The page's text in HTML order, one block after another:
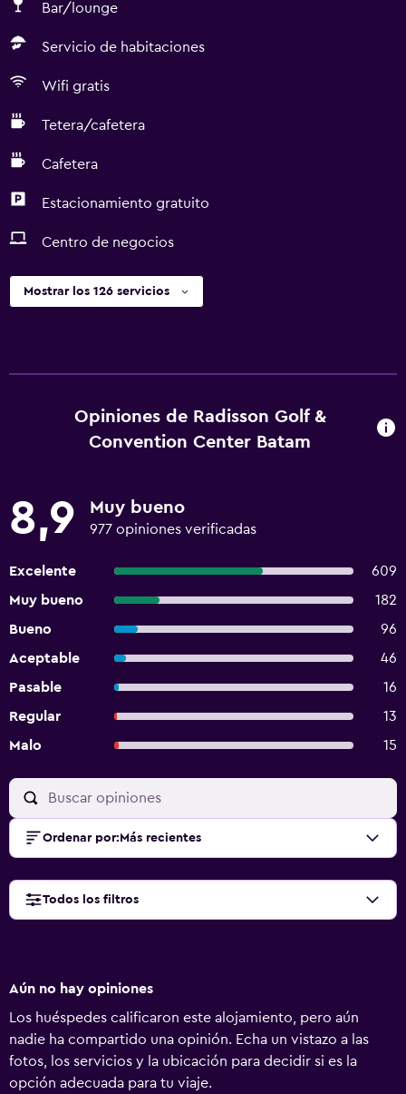
Bar/lounge
Servicio de habitaciones
Wifi gratis
Tetera/cafetera
Cafetera
Estacionamiento gratuito
Centro de negocios
Mostrar los 126 servicios
Opiniones de Radisson Golf &
Convention Center Batam
8,9 Muy bueno
977 opiniones verificadas
Excelente
609
Muy bueno
182
Bueno
96
Aceptable
46
Pasable
16
Regular
13
Malo
15
Ordenar por: Más recientes
Todos los filtros
Aún no hay opiniones
Los huéspedes calificaron este alojamiento, pero aún
nadie ha compartido una opinión. Echa un vistazo a las
fotos, los servicios y la ubicación para decidir si es la
opción adecuada para tu viaje.